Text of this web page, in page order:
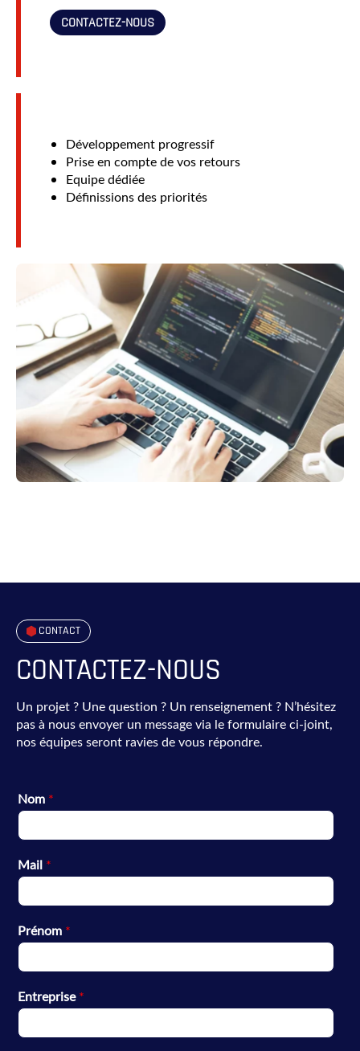
CONTACTEZ-NOUS
Développement progressif
Prise en compte de vos retours
Equipe dédiée
Définissions des priorités
CONTACT
CONTACTEZ-NOUS
Un projet ? Une question ? Un renseignement ? N’hésitez
pas à nous envoyer un message via le formulaire ci-joint,
nos équipes seront ravies de vous répondre.
Nom *
Mail *
Prénom *
Entreprise*